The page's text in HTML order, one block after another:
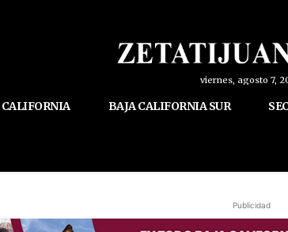
viernes, agosto 7,
BAJA CALIFORNIA SUR
Publicidad